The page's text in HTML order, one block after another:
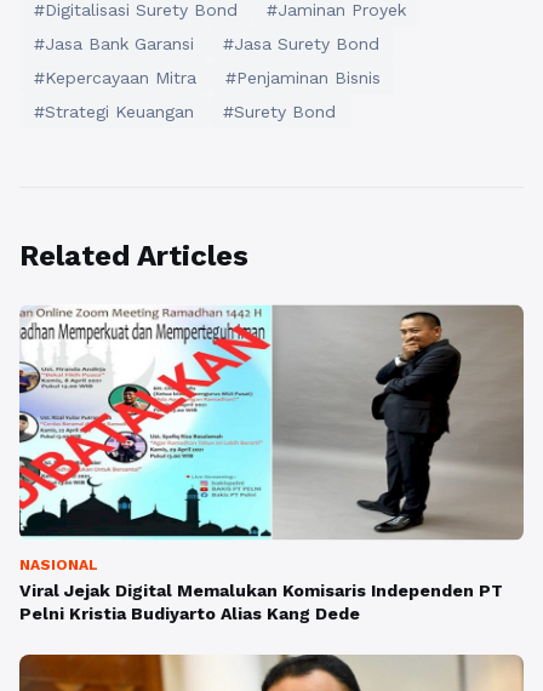
#Digitalisasi Surety Bond
#Jaminan Proyek
#Jasa Bank Garansi
#Jasa Surety Bond
#Kepercayaan Mitra
#Penjaminan Bisnis
#Strategi Keuangan
#Surety Bond
Related Articles
NASIONAL
Viral Jejak Digital Memalukan Komisaris Independen PT
Pelni Kristia Budiyarto Alias Kang Dede